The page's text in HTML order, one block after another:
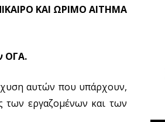
ΚΑΙ ΩΡΙΜΟ ΑΙΤΗΜΑ
ΟΓΑ.
αυτών που υπάρχουν,
των εργαζομένων και των